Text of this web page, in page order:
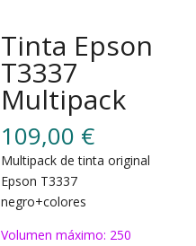
Tinta Epson
T3337
Multipack
109,00 €
Multipack de tinta original
Epson T3337
negro+colores
Volumen máximo: 250